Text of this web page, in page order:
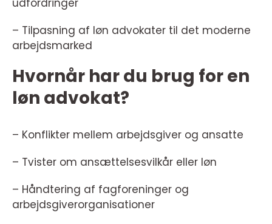
udfordringer
– Tilpasning af løn advokater til det moderne
arbejdsmarked
Hvornår har du brug for en
løn advokat?
– Konflikter mellem arbejdsgiver og ansatte
– Tvister om ansættelsesvilkår eller løn
– Håndtering af fagforeninger og
arbejdsgiverorganisationer